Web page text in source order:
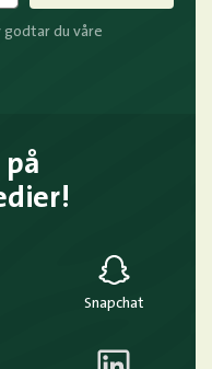
godtar du våre
på
Snapchat